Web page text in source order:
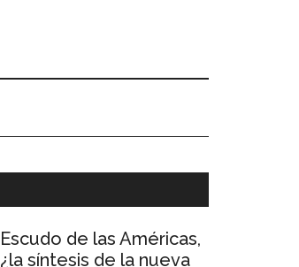
Escudo de las Américas,
¿la síntesis de la nueva